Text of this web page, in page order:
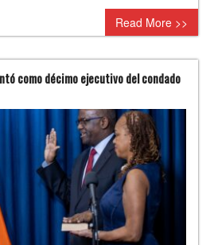
Read More >>
como décimo ejecutivo del condado